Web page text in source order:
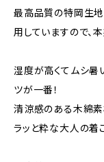
最高品質の特岡生地
用していますので、
湿度が高くてムシ暑
ツが一番！
清涼感のある木綿素
ラッと粋な大人の着